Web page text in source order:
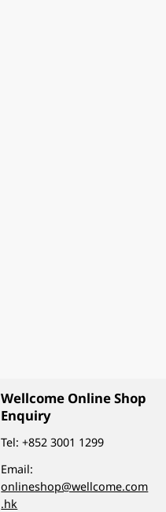
Wellcome Online Shop
Enquiry
Tel:+852 3001 1299
Email:
onlineshop@wellcome.com
.hk